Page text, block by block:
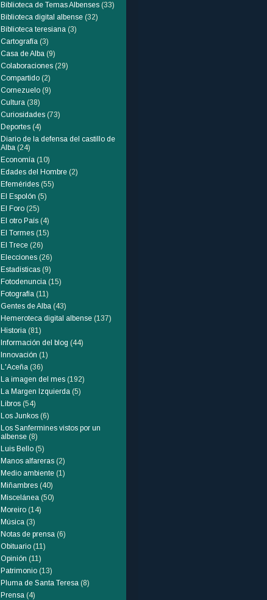
Biblioteca de Temas Albenses (33)
Biblioteca digital albense (32)
Biblioteca teresiana (3)
Cartografía (3)
Casa de Alba (9)
Colaboraciones (29)
Compartido (2)
Cornezuelo (9)
Cultura (38)
Curiosidades (73)
Deportes (4)
Diario de la defensa del castillo de
Alba (24)
Economía (10)
Edades del Hombre (2)
Efemérides (55)
El Espolón (5)
El Foro (25)
El otro País (4)
El Tormes (15)
El Trece (26)
Elecciones (26)
Estadísticas (9)
Fotodenuncia (15)
Fotografía (11)
Gentes de Alba (43)
Hemeroteca digital albense (137)
Historia (81)
Información del blog (44)
Innovación (1)
L'Aceña (36)
La imagen del mes (192)
La Margen Izquierda (5)
Libros (54)
Los Junkos (6)
Los Sanfermines vistos por un
albense (8)
Luis Bello (5)
Manos alfareras (2)
Medio ambiente (1)
Miñambres (40)
Miscelánea (50)
Moreiro (14)
Música (3)
Notas de prensa (6)
Obituario (11)
Opinión (11)
Patrimonio (13)
Pluma de Santa Teresa (8)
Prensa (4)